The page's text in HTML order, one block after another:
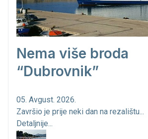
Nema više broda
“Dubrovnik”
05. Avgust. 2026.
Završio je prije neki dan na rezalištu...
Detaljnije...